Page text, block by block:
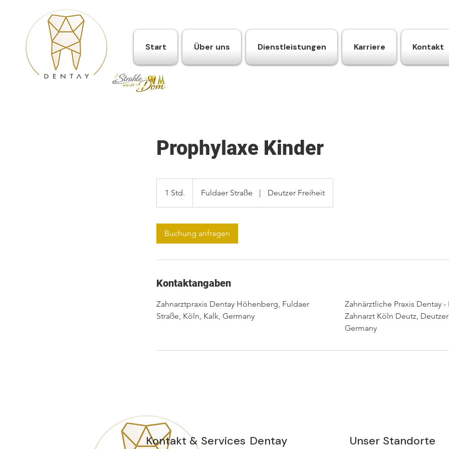
Start Über uns Dienstleistungen Karriere Kontakt
Prophylaxe Kinder
1 Std. Fuldaer Straße | Deutzer Freiheit
Buchung anfragen
Kontaktangaben
Zahnarztpraxis Dentay Höhenberg, Fuldaer
Straße, Köln, Kalk, Germany
Zahnärztliche Praxis Dentay -
Zahnarzt Köln Deutz,
Germany
Kontakt & Services Dentay Unser Standorte